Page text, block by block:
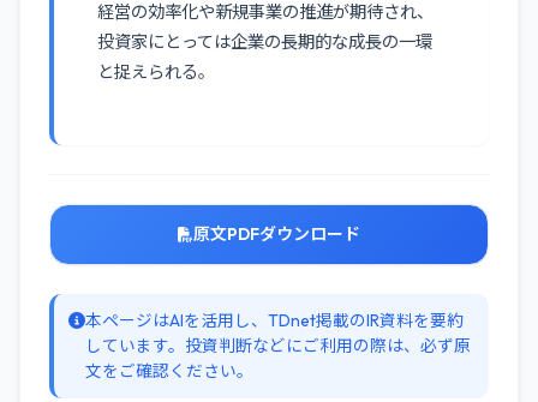
経営の効率化や新規事業の推進が期待され、
投資家にとっては企業の長期的な成長の一環
と捉えられる。
原文PDFダウンロード
本ページはAIを活用し、TDnet掲載のIR資料を要約
しています。投資判断などにご利用の際は、必ず原
文をご確認ください。